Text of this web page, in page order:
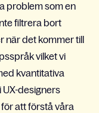
problem som en
filtrera bort
när det kommer till
vilket vi
kvantitativa
UX-designers
att förstå våra